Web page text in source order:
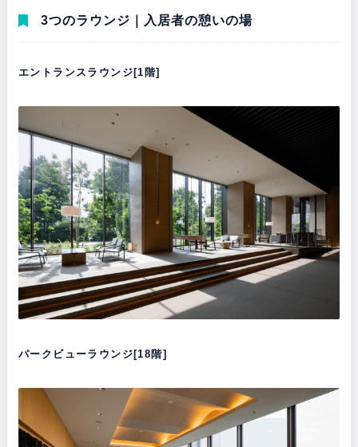
3つのラウンジ｜入居者の憩いの場
エントランスラウンジ[1階]
パークビューラウンジ[18階]